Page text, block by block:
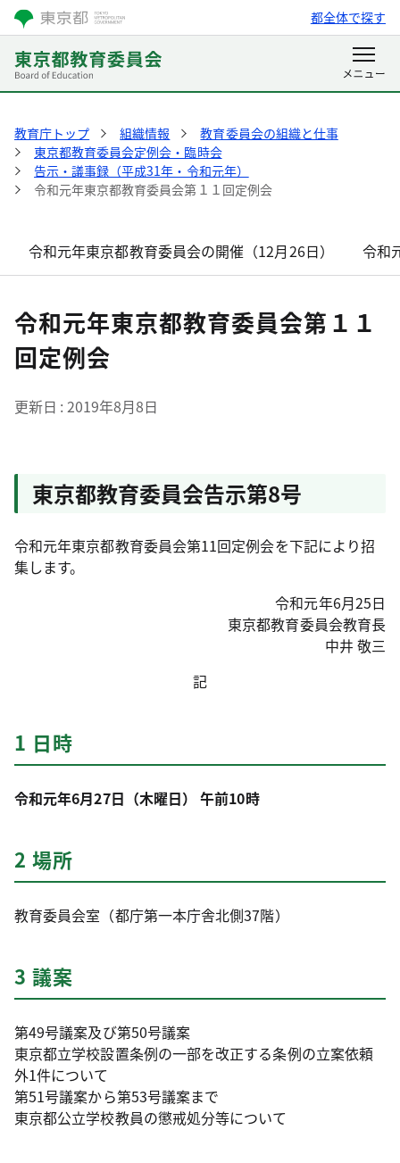
都全体で探す
教育庁トップ 組織情報
教育委員会の組織と仕事
東京都教育委員会定例会・臨時会
告示・議事録（平成31年・令和元年）
令和元年東京都教育委員会第１１回定例会
令和元年東京都教育委員会の開催（12月26日） 令和
令和元年東京都教育委員会第１１
回定例会
更新日 2019年8月8日
東京都教育委員会告示第8号
令和元年東京都教育委員会第11回定例会を下記により招
集します。
令和元年6月25日
東京都教育委員会教育長
中井 敬三
記
1 日時
令和元年6月27日（木曜日） 午前10時
2 場所
教育委員会室（都庁第一本庁舎北側37階）
3 議案
第49号議案及び第50号議案
東京都立学校設置条例の一部を改正する条例の立案依頼
外1件について
第51号議案から第53号議案まで
東京都公立学校教員の懲戒処分等について